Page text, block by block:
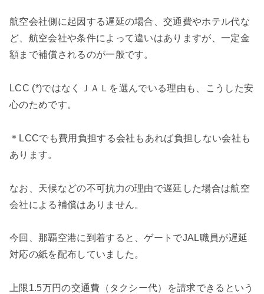
航空会社側に起因する遅延の場合、交通費やホテル代な
ど、航空会社や条件によって違いはありますが、一定金
額まで補償されるのが一般です。
LCC (*)ではなくＪＡＬを選んでいる理由も、こうした安
心のためです。
＊LCCでも費用負担する会社もあれば負担しない会社も
あります。
なお、天候などの不可抗力の理由で遅延した場合は航空
会社による補償はありません。
今回、那覇空港に到着すると、ゲートでJAL職員が遅延
対応の紙を配布していました。
上限1.5万円の交通費（タクシー代）を請求できるという